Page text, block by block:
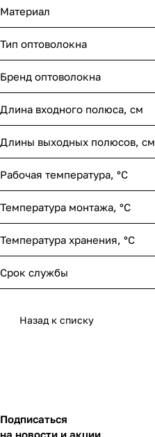
Материал
Тип оптоволокна
Бренд оптоволокна
Длина входного полюса, см
Длины выходных полюсов, см
Рабочая температура, °С
Температура монтажа, °С
Температура хранения, °С
Срок службы
Назад к списку
Подписаться
на новости и акции